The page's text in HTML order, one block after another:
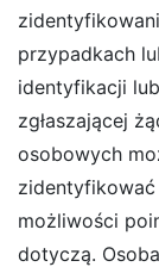
przypadkach
identyfikacji
zgłaszającej
osobowych
możliwości
dotyczą.